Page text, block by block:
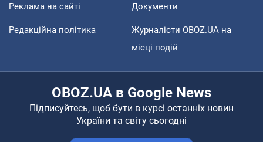
Реклама на сайті Документи
Редакційна політика
Журналісти OBOZ.UA на
місці подій
OBOZ.UA в Google News
Підписуйтесь, щоб бути в курсі останніх новин
України та світу сьогодні